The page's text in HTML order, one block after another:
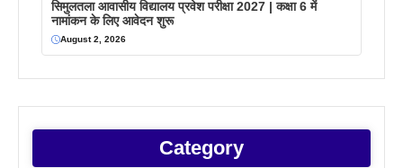
सिमुलतला आवासीय विद्यालय प्रवेश परीक्षा 2027 | कक्षा 6 में
नामांकन के लिए आवेदन शुरू
August 2, 2026
Category